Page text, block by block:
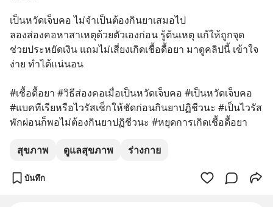
เป็นหวัดเจ็บคอ ไม่จำเป็นต้องกินยาเสมอไป
ลองส่องคอหาสาเหตุด้วยตัวเองก่อน รู้ต้นเหตุ แก้ให้ถูกจุด
ช่วยประหยัดเงิน แถมไม่เสี่ยงเกิดเชื้อดื้อยา มาดูคลิปนี้ เข้าใจ
ง่าย ทำได้แน่นอน
#เชื้อดื้อยา #วิธีส่องคอเมื่อเป็นหวัดเจ็บคอ #เป็นหวัดเจ็บคอ
#แบคทีเรียหรือไวรัสเช็กให้ชัดก่อนกินยาปฏิชีวนะ #เป็นไวรัส
พักผ่อนก็พอไม่ต้องกินยาปฏิชีวนะ #หยุดการเกิดเชื้อดื้อยา
สุขภาพ ดูแลสุขภาพ ร่างกาย
บันทึก